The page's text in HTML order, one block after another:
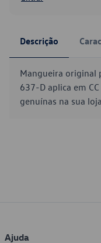
Descrição
Mangueira original
637-D aplica em
genuínas na sua
Ajuda